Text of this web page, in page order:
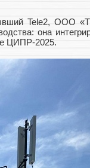
Tele2, ООО
она
ЦИПР-2025.